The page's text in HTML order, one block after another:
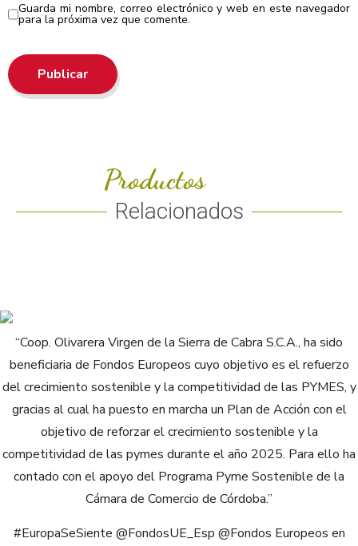
Guarda mi nombre, correo electrónico y web en este navegador
para la próxima vez que comente.
Publicar
Productos
Relacionados
“Coop. Olivarera Virgen de la Sierra de Cabra S.C.A., ha sido
beneficiaria de Fondos Europeos cuyo objetivo es el refuerzo
del crecimiento sostenible y la competitividad de las PYMES, y
gracias al cual ha puesto en marcha un Plan de Acción con el
objetivo de reforzar el crecimiento sostenible y la
competitividad de las pymes durante el año 2025. Para ello ha
contado con el apoyo del Programa Pyme Sostenible de la
Cámara de Comercio de Córdoba.”
#EuropaSeSiente @FondosUE_Esp @Fondos Europeos en